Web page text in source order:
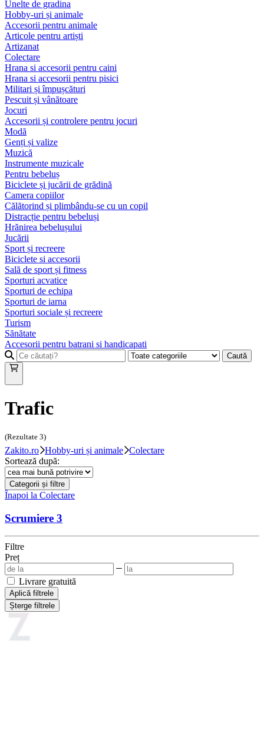
Unelte de gradina
Hobby-uri și animale
Accesorii pentru animale
Articole pentru artiști
Artizanat
Colectare
Hrana si accesorii pentru caini
Hrana si accesorii pentru pisici
Militari și împușcături
Pescuit și vânătoare
Jocuri
Accesorii și controlere pentru jocuri
Modă
Genți și valize
Muzică
Instrumente muzicale
Pentru bebeluș
Biciclete și jucării de grădină
Camera copiilor
Călătorind și plimbându-se cu un copil
Distracție pentru bebeluși
Hrănirea bebelușului
Jucării
Sport și recreere
Biciclete si accesorii
Sală de sport și fitness
Sporturi acvatice
Sporturi de echipa
Sporturi de iarna
Sporturi sociale și recreere
Turism
Sănătate
Accesorii pentru batrani si handicapati
Caută
Trafic
(Rezultate 3)
Zakito.ro Hobby-uri și animale Colectare
Sortează după:
Categorii și filtre
Înapoi la Colectare
Scrumiere 3
Filtre
Preț
Livrare gratuită
Aplică filtrele
Șterge filtrele